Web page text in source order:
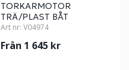
TORKARMOTOR
TRÄ/PLAST BÅT
Art nr: V04974
Från 1 645 kr